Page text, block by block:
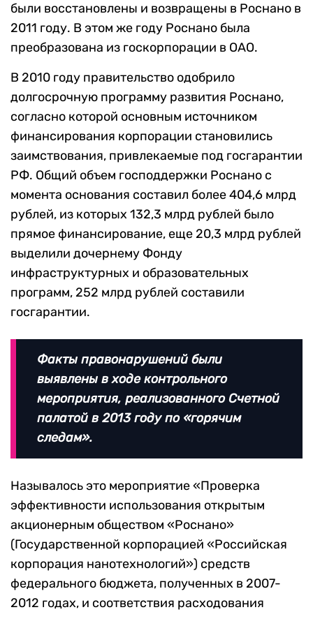
были восстановлены и возвращены в Роснано в
2011 году. В этом же году Роснано была
преобразована из госкорпорации в ОАО.
В 2010 году правительство одобрило
долгосрочную программу развития Роснано,
согласно которой основным источником
финансирования корпорации становились
заимствования, привлекаемые под госгарантии
РФ. Общий объем господдержки Роснано с
момента основания составил более 404,6 млрд
рублей, из которых 132,3 млрд рублей было
прямое финансирование, еще 20,3 млрд рублей
выделили дочернему Фонду
инфраструктурных и образовательных
программ, 252 млрд рублей составили
госгарантии.
Факты правонарушений были
выявлены в ходе контрольного
мероприятия, реализованного Счетной
палатой в 2013 году по «горячим
следам».
Называлось это мероприятие «Проверка
эффективности использования открытым
акционерным обществом «Роснано»
(Государственной корпорацией «Российская
корпорация нанотехнологий») средств
федерального бюджета, полученных в 2007-
2012 годах, и соответствия расходования